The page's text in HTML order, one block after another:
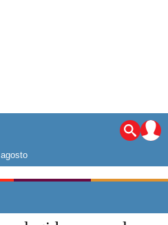
La ciudad
Alta